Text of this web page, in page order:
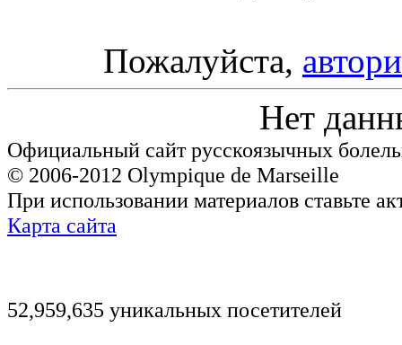
Пожалуйста,
Нет
Официальный сайт русскоязычных
© 2006-2012 Olympique de Marseille
При использовании материалов ставьте
Карта сайта
52,959,635 уникальных посетителей